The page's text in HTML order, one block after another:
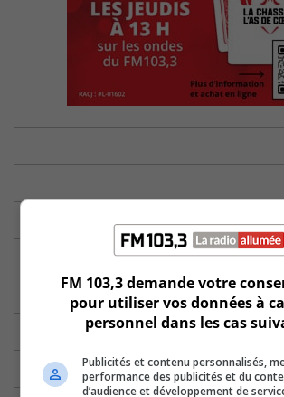
FM 103,3 demande votre
pour utiliser vos données à
personnel dans les cas
Publicités et contenu personnalisés,
performance des publicités et du
d’audience et développement de